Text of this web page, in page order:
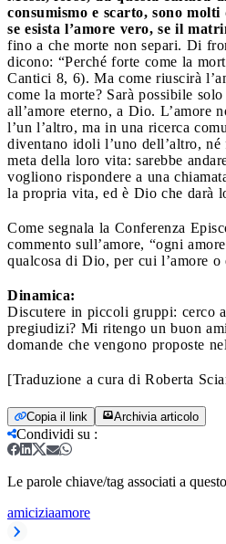
consumismo e scarto, sono
se esista l’amore vero, se il
fino a che morte non separi. Di
dicono: “Perché forte come la
Cantici 8, 6). Ma come riuscirà
come la morte? Sarà possibile
all’amore eterno, a Dio. L’amore
l’un l’altro, ma in una ricerca
diventano idoli l’uno dell’altro,
meta della loro vita: sarebbe
vogliono rispondere a una
la propria vita, ed è Dio che darà
Come segnala la Conferenza
commento sull’amore, “ogni
qualcosa di Dio, per cui l’amore o
Dinamica:
Discutere in piccoli gruppi: cerco
pregiudizi? Mi ritengo un buon
domande che vengono proposte
[Traduzione a cura di Roberta
Copia il link Archivia articolo
Condividi su :
Le parole chiave/tag associati a
amiciziaamore